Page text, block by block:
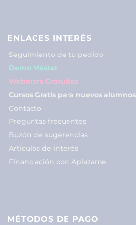
ENLACES INTERÉS
Seguimiento de tu pedido
Demo Máster
Webinars Gratuitos
Cursos Gratis para nuevos alumnos
Contacto
Preguntas frecuentes
Buzón de sugerencias
Artículos de interés
Financiación con Aplazame
MÉTODOS DE PAGO